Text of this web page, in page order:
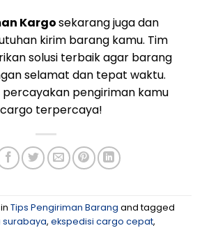
Kargosekarang juga dan
kirim barang kamu. Tim
solusi terbaik agar barang
selamat dan tepat waktu.
percayakan pengiriman kamu
terpercaya!
Tips Pengiriman Barang and tagged
, ekspedisi cargo cepat,